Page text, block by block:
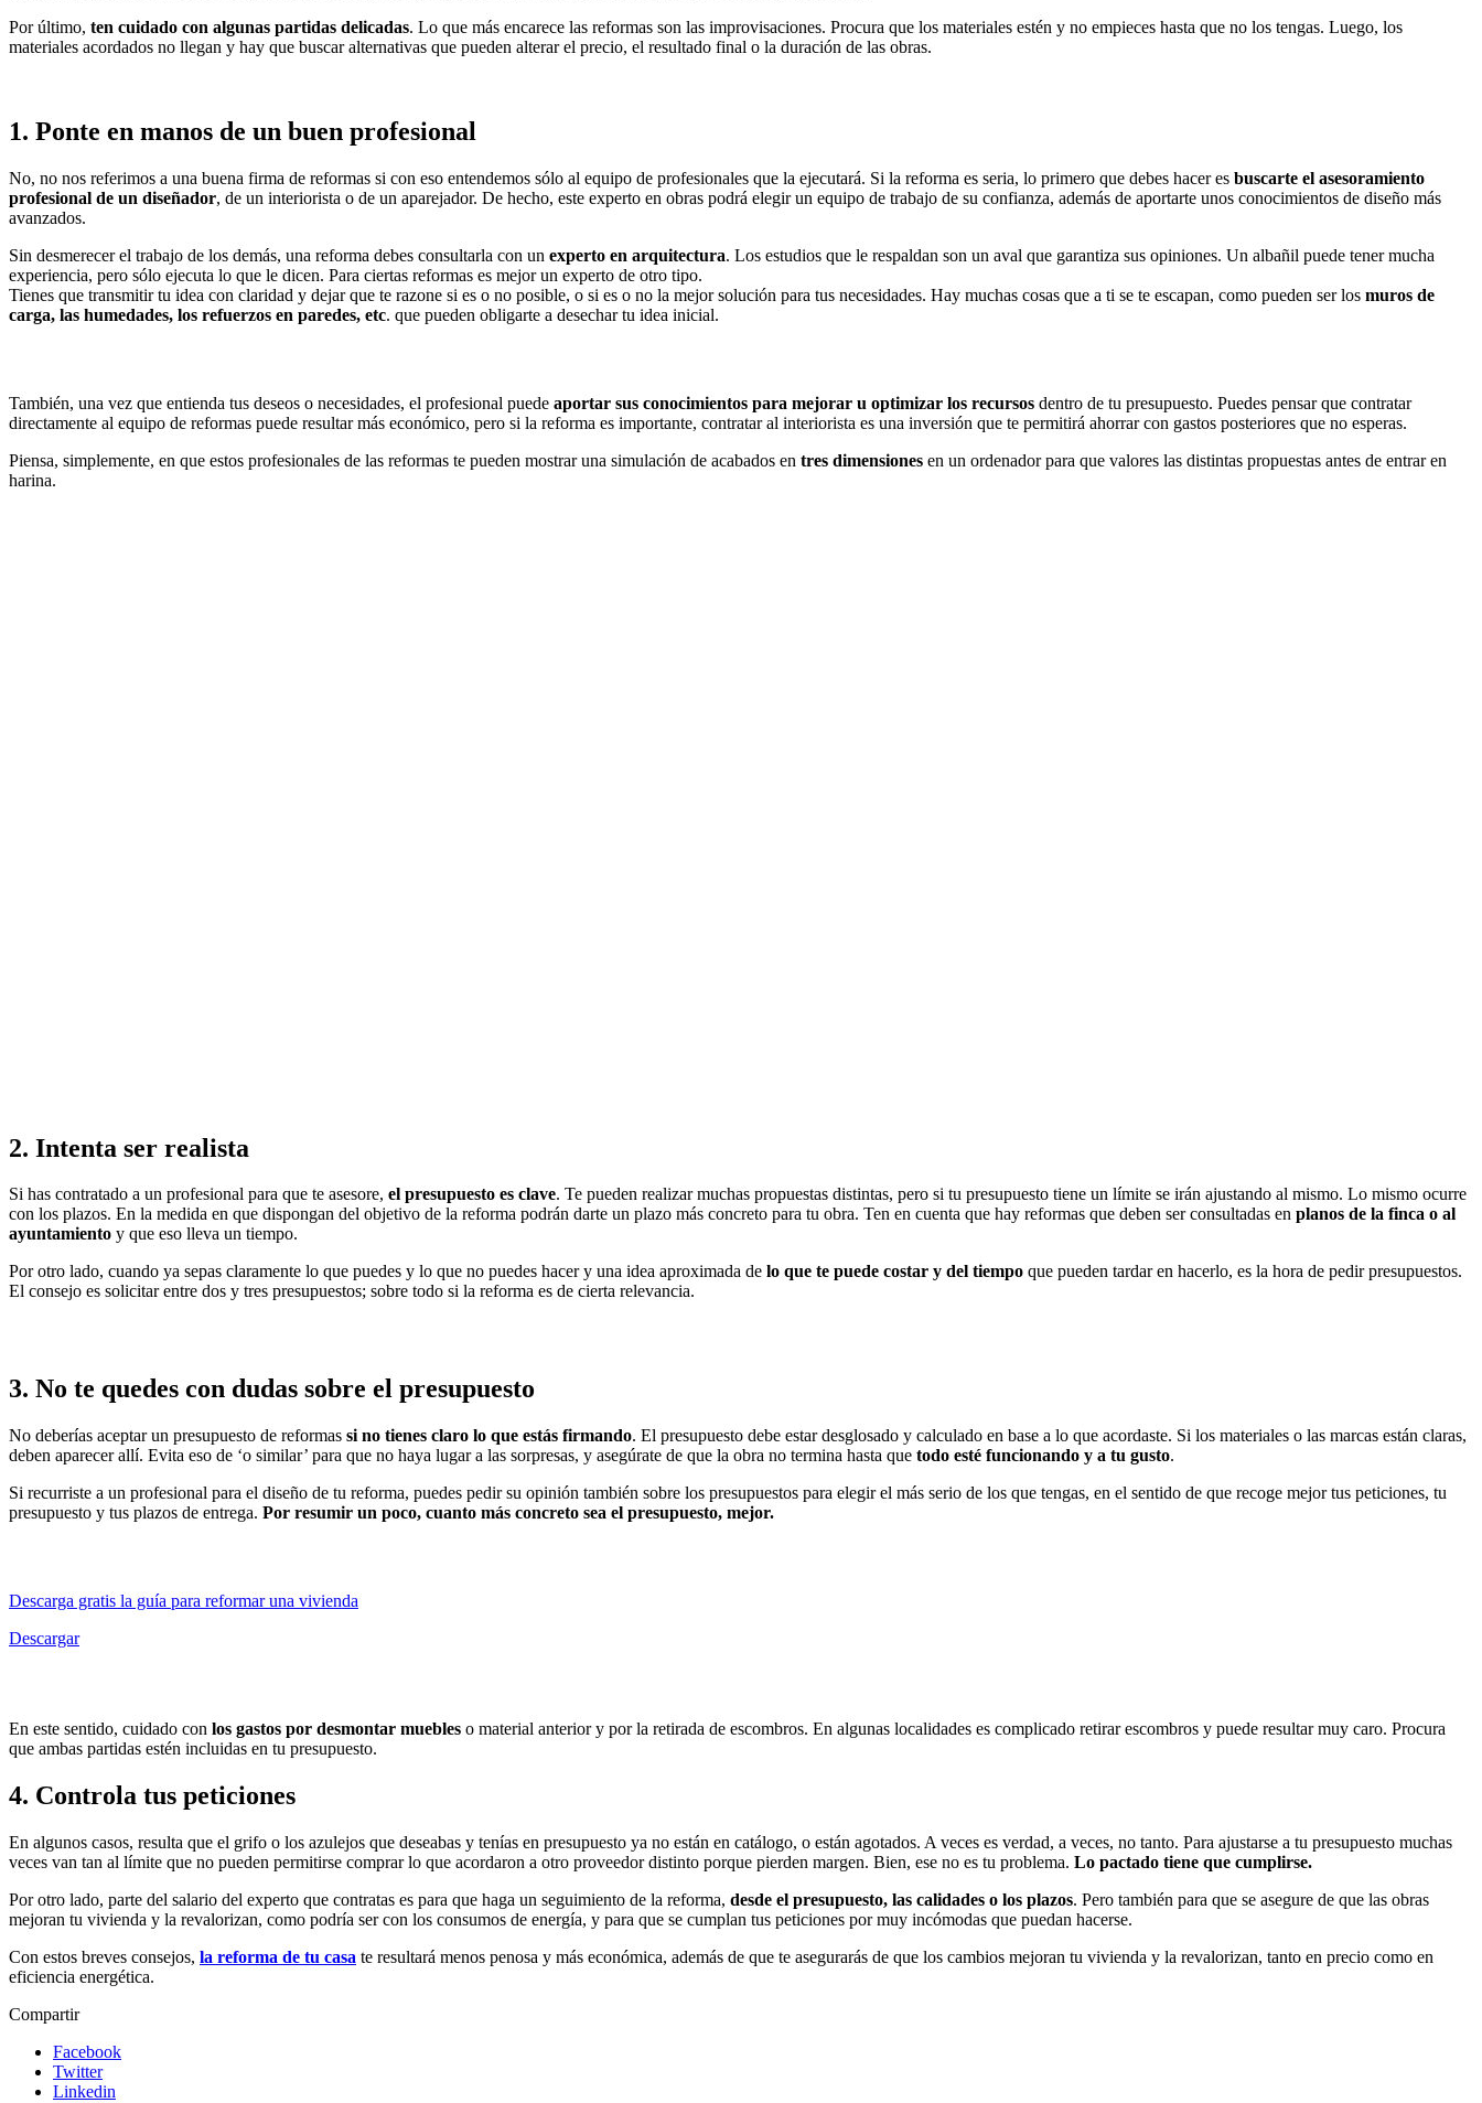
Por último, ten cuidado con algunas partidas delicadas. Lo que más encarece las reformas son las improvisaciones. Procura que los materiales estén y no empieces hasta que no los tengas. Luego, los
materiales acordados no llegan y hay que buscar alternativas que pueden alterar el precio, el resultado final o la duración de las obras.
1. Ponte en manos de un buen profesional
No, no nos referimos a una buena firma de reformas si con eso entendemos sólo al equipo de profesionales que la ejecutará. Si la reforma es seria, lo primero que debes hacer es buscarte el asesoramiento
profesional de un diseñador, de un interiorista o de un aparejador. De hecho, este experto en obras podrá elegir un equipo de trabajo de su confianza, además de aportarte unos conocimientos de diseño más
avanzados.
Sin desmerecer el trabajo de los demás, una reforma debes consultarla con un experto en arquitectura. Los estudios que le respaldan son un aval que garantiza sus opiniones. Un albañil puede tener mucha
experiencia, pero sólo ejecuta lo que le dicen. Para ciertas reformas es mejor un experto de otro tipo.
Tienes que transmitir tu idea con claridad y dejar que te razone si es o no posible, o si es o no la mejor solución para tus necesidades. Hay muchas cosas que a ti se te escapan, como pueden ser los muros de
carga, las humedades, los refuerzos en paredes, etc. que pueden obligarte a desechar tu idea inicial.
También, una vez que entienda tus deseos o necesidades, el profesional puede aportar sus conocimientos para mejorar u optimizar los recursos dentro de tu presupuesto. Puedes pensar que contratar
directamente al equipo de reformas puede resultar más económico, pero si la reforma es importante, contratar al interiorista es una inversión que te permitirá ahorrar con gastos posteriores que no esperas.
Piensa, simplemente, en que estos profesionales de las reformas te pueden mostrar una simulación de acabados en tres dimensiones en un ordenador para que valores las distintas propuestas antes de entrar en
harina.
2. Intenta ser realista
Si has contratado a un profesional para que te asesore, el presupuesto es clave. Te pueden realizar muchas propuestas distintas, pero si tu presupuesto tiene un límite se irán ajustando al mismo. Lo mismo ocurre
con los plazos. En la medida en que dispongan del objetivo de la reforma podrán darte un plazo más concreto para tu obra. Ten en cuenta que hay reformas que deben ser consultadas en planos de la finca o al
ayuntamiento y que eso lleva un tiempo.
Por otro lado, cuando ya sepas claramente lo que puedes y lo que no puedes hacer y una idea aproximada de lo que te puede costar y del tiempo que pueden tardar en hacerlo, es la hora de pedir presupuestos.
El consejo es solicitar entre dos y tres presupuestos; sobre todo si la reforma es de cierta relevancia.
3. No te quedes con dudas sobre el presupuesto
No deberías aceptar un presupuesto de reformas si no tienes claro lo que estás firmando. El presupuesto debe estar desglosado y calculado en base a lo que acordaste. Si los materiales o las marcas están claras,
deben aparecer allí. Evita eso de ‘o similar’ para que no haya lugar a las sorpresas, y asegúrate de que la obra no termina hasta que todo esté funcionando y a tu gusto.
Si recurriste a un profesional para el diseño de tu reforma, puedes pedir su opinión también sobre los presupuestos para elegir el más serio de los que tengas, en el sentido de que recoge mejor tus peticiones, tu
presupuesto y tus plazos de entrega. Por resumir un poco, cuanto más concreto sea el presupuesto, mejor.
Descarga gratis la guía para reformar una vivienda
Descargar
En este sentido, cuidado con los gastos por desmontar muebles o material anterior y por la retirada de escombros. En algunas localidades es complicado retirar escombros y puede resultar muy caro. Procura
que ambas partidas estén incluidas en tu presupuesto.
4. Controla tus peticiones
En algunos casos, resulta que el grifo o los azulejos que deseabas y tenías en presupuesto ya no están en catálogo, o están agotados. A veces es verdad, a veces, no tanto. Para ajustarse a tu presupuesto muchas
veces van tan al límite que no pueden permitirse comprar lo que acordaron a otro proveedor distinto porque pierden margen. Bien, ese no es tu problema. Lo pactado tiene que cumplirse.
Por otro lado, parte del salario del experto que contratas es para que haga un seguimiento de la reforma, desde el presupuesto, las calidades o los plazos. Pero también para que se asegure de que las obras
mejoran tu vivienda y la revalorizan, como podría ser con los consumos de energía, y para que se cumplan tus peticiones por muy incómodas que puedan hacerse.
Con estos breves consejos, la reforma de tu casa te resultará menos penosa y más económica, además de que te asegurarás de que los cambios mejoran tu vivienda y la revalorizan, tanto en precio como en
eficiencia energética.
Compartir
Facebook
Twitter
Linkedin